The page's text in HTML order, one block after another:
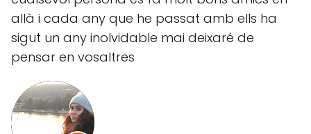
allà i cada any que he passat amb ells ha
sigut un any inolvidable mai deixaré de
pensar en vosaltres